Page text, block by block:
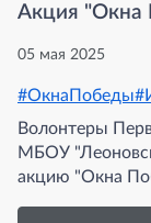
Акция "Окна
05 мая 2025
#ОкнаПобеды
Волонтеры
МБОУ
акцию "Окна